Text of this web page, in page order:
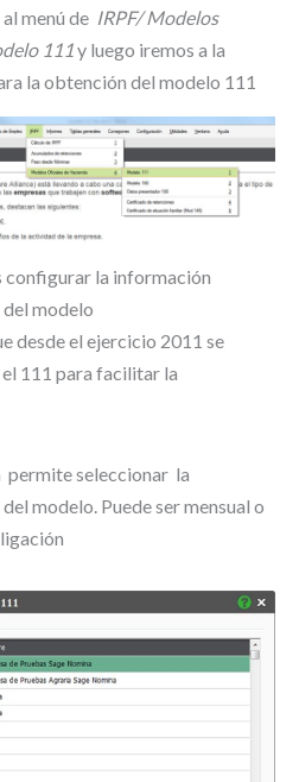
menú de IRPF/ Modelos
111y luego iremos a la
la obtención del modelo 111
la información
modelo
desde el ejercicio 2011 se
111 para facilitar la
permite seleccionar la
modelo. Puede ser mensual o